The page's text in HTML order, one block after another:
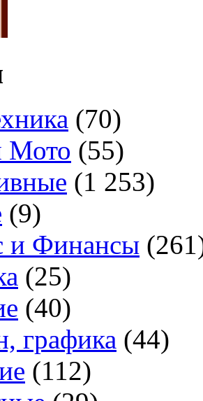
(70)
Мото (55)
(1 253)
(9)
и Финансы
(25)
(40)
графика (44)
(112)